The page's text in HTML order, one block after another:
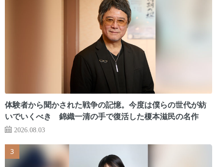
体験者から聞かされた戦争の記憶。今度は僕らの世代が紡
いでいくべき 錦織一清の手で復活した榎本滋民の名作
2026.08.03